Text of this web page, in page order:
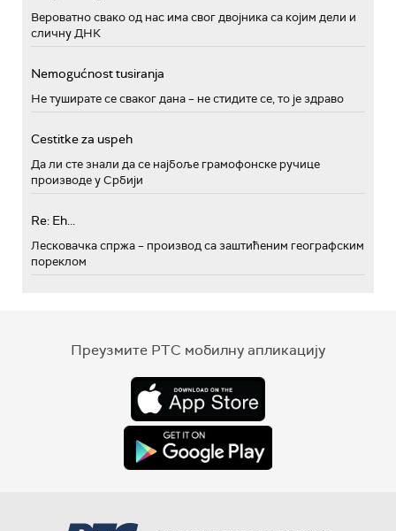
Вероватно свако од нас има свог двојника са којим дели и
сличну ДНК
Nemogućnost tusiranja
Не туширате се сваког дана – не стидите се, то је здраво
Cestitke za uspeh
Да ли сте знали да се најбоље грамофонске ручице
производе у Србији
Re: Eh...
Лесковачка спржа – производ са заштићеним географским
пореклом
Преузмите РТС мобилну апликацију